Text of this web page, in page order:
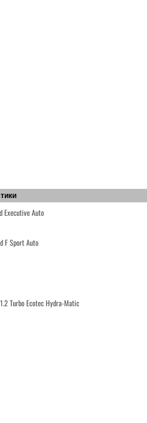
Executive Auto
F Sport Auto
Turbo Ecotec Hydra-Matic